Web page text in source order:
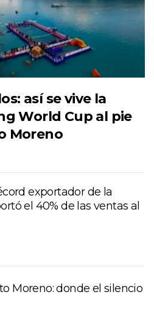
así se vive la
World Cup al pie
Moreno
exportador de la
el 40% de las ventas al
Moreno: donde el silencio